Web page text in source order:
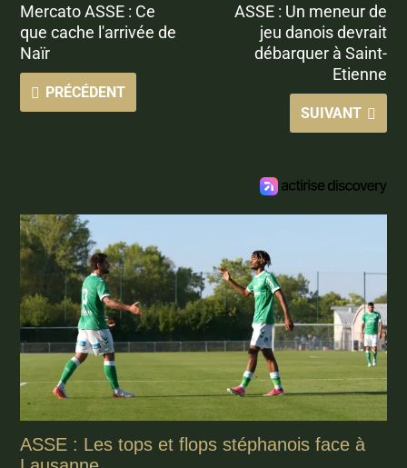
Mercato ASSE : Ce
que cache l'arrivée de
Naïr
PRÉCÉDENT
ASSE : Un meneur de
jeu danois devrait
débarquer à Saint-
Etienne
SUIVANT
ASSE : Les tops et flops stéphanois face à